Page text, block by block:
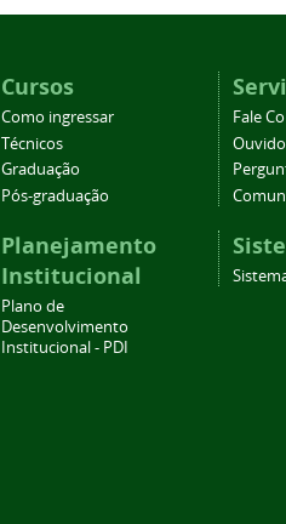
Cursos
Como ingressar
Técnicos
Graduação
Pós-graduação
Planejamento
Institucional
Plano de
Desenvolvimento
Institucional - PDI
Fale